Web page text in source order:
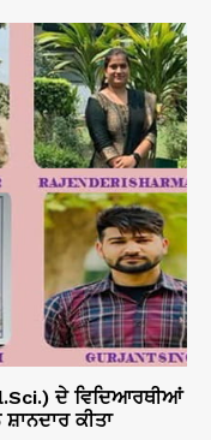
ਦੇ ਵਿਦਿਆਰਥੀਆਂ
ਕੀਤਾ